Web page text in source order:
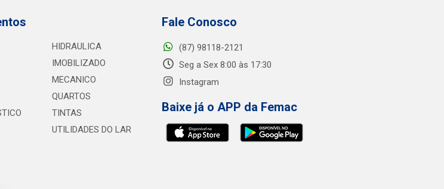
HIDRAULICA
IMOBILIZADO
MECANICO
QUARTOS
TINTAS
UTILIDADES DO LAR
Fale Conosco
(87) 98118-2121
Seg a Sex 8:00 às 17:30
Instagram
Baixe já o APP da Femac